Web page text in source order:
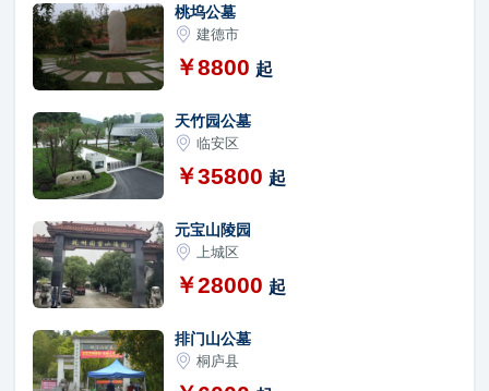
桃坞公墓
建德市
￥8800 起
天竹园公墓
临安区
￥35800 起
元宝山陵园
上城区
￥28000 起
排门山公墓
桐庐县